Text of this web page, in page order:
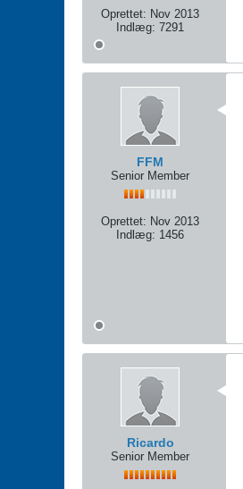
Oprettet: Nov 2013
Indlæg: 7291
FFM
Senior Member
Oprettet: Nov 2013
Indlæg: 1456
Ricardo
Senior Member